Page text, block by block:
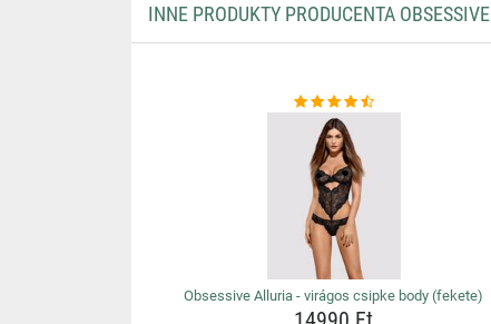
INNE PRODUKTY PRODUCENTA OBSESSIVE
Obsessive Alluria - virágos csipke body (fekete)